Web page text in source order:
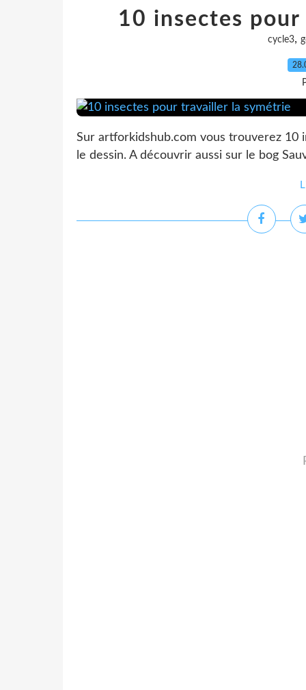
10 insectes
cycle3,
Sur artforkidshub.com vous trouverez 10
le dessin. A découvrir aussi sur le bog